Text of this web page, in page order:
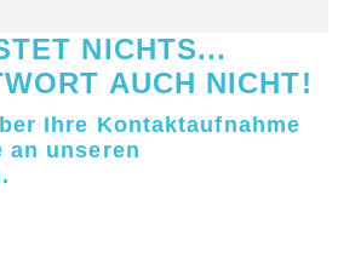
NICHTS...
AUCH NICHT!
Ihre Kontaktaufnahme
an unseren